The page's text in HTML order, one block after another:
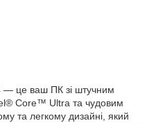
— це ваш ПК зі штучним
Core™ Ultra та чудовим
та легкому дизайні, який